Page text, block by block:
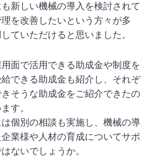
新しい機械の導入を検討されて
を改善したいという方々が多
ていただけると思いました。
面で活用できる助成金や制度を
できる助成金も紹介し、それぞ
そうな助成金をご紹介できたの
す。
個別の相談も実施し、機械の導
業様や人材の育成についてサポ
ないでしょうか。